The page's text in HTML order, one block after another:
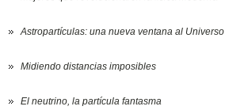
Astropartículas: una nueva ventana al Universo
Midiendo distancias imposibles
El neutrino, la partícula fantasma